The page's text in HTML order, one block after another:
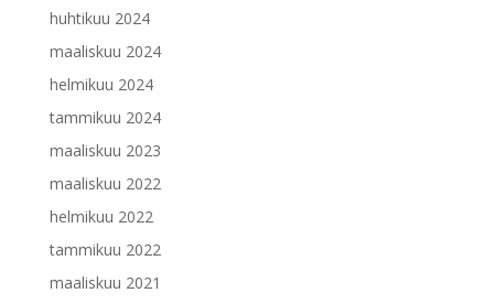
huhtikuu 2024
maaliskuu 2024
helmikuu 2024
tammikuu 2024
maaliskuu 2023
maaliskuu 2022
helmikuu 2022
tammikuu 2022
maaliskuu 2021